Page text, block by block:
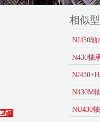
相似
NJ430轴
N430轴
N430M
NU430